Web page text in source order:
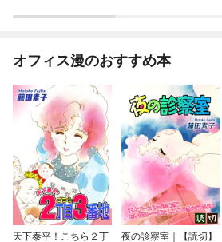
オフィス漫のおすすめ本
天下泰平！こちら２丁 夜の診察室｜【読切】